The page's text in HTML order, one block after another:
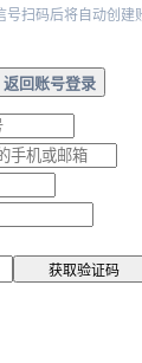
号扫码后将自动创建
返回账号登录
获取验证码